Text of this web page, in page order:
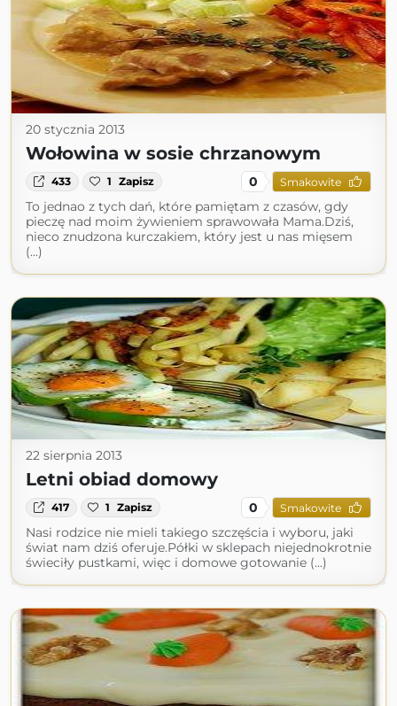
20 stycznia 2013
Wołowina w sosie chrzanowym
433 1 Zapisz 0 Smakowite
To jednao z tych dań, które pamiętam z czasów, gdy
pieczę nad moim żywieniem sprawowała Mama.Dziś,
nieco znudzona kurczakiem, który jest u nas mięsem
(...)
22 sierpnia 2013
Letni obiad domowy
417 1 Zapisz 0 Smakowite
Nasi rodzice nie mieli takiego szczęścia i wyboru, jaki
świat nam dziś oferuje.Półki w sklepach niejednokrotnie
świeciły pustkami, więc i domowe gotowanie (...)